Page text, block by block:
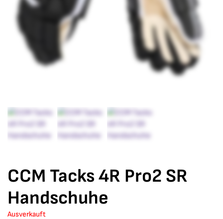
CCM Tacks 4R Pro2 SR
Handschuhe
Ausverkauft